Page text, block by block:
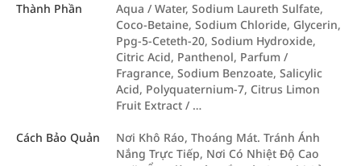
Thành Phần
Aqua / Water, Sodium Laureth Sulfate,
Coco-Betaine, Sodium Chloride, Glycerin,
Ppg-5-Ceteth-20, Sodium Hydroxide,
Citric Acid, Panthenol, Parfum /
Fragrance, Sodium Benzoate, Salicylic
Acid, Polyquaternium-7, Citrus Limon
Fruit Extract / …
Cách Bảo Quản
Nơi Khô Ráo, Thoáng Mát. Tránh Ánh
Nắng Trực Tiếp, Nơi Có Nhiệt Độ Cao